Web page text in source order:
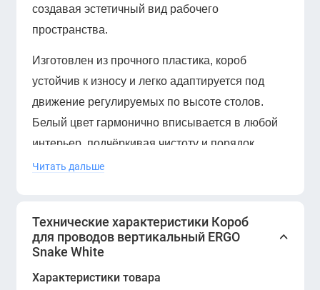
создавая эстетичный вид рабочего
пространства.
Изготовлен из прочного пластика, короб
устойчив к износу и легко адаптируется под
движение регулируемых по высоте столов.
Белый цвет гармонично вписывается в любой
интерьер, подчёркивая чистоту и порядок.
Характеристики:
органайзер)
Модель: ERGO Snake
Цвет: белый
Читать дальше
Технические характеристики Короб
для проводов вертикальный ERGO
Snake White
Характеристики товара